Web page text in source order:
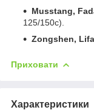
Musstang,
125/150c).
Zongshen,
Приховати
Характеристики